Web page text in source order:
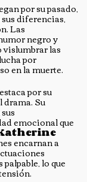
por su pasado,
diferencias,
Las
negro y
las
por
en la muerte.
por su
Su
emocional que
encarnan a
lo que